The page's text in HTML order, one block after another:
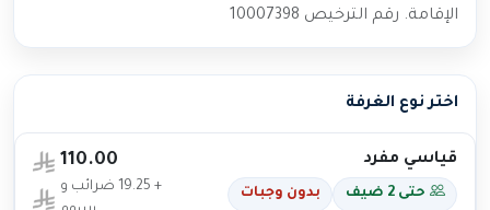
الإقامة. رقم الترخيص 10007398
اختر نوع الغرفة
قياسي مفرد
حتى 2 ضيف بدون وجبات
110.00
+ 19.25 ضرائب و